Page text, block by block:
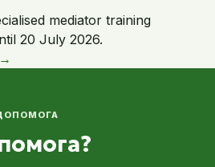
mediator training
20 July 2026.
→